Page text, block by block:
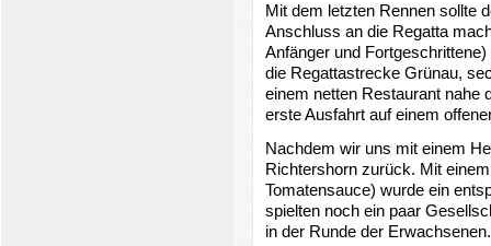
Mit dem letzten Rennen sollte
Anschluss an die Regatta
Anfänger und
die Regattastrecke Grünau,
einem netten Restaurant nahe
erste Ausfahrt auf einem
Nachdem wir uns mit einem
Richtershorn zurück. Mit
Tomatensauce) wurde ein
spielten noch ein paar
in der Runde der Erwachsenen.